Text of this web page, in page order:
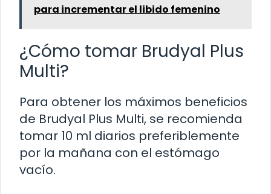
para incrementar el libido femenino
¿Cómo tomar Brudyal Plus
Multi?
Para obtener los máximos beneficios
de Brudyal Plus Multi, se recomienda
tomar 10 ml diarios preferiblemente
por la mañana con el estómago
vacío.